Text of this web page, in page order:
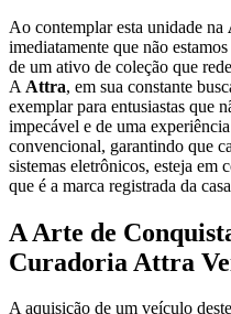
Ao contemplar esta unidade na
imediatamente que não
de um ativo de coleção que
A Attra, em sua constante
exemplar para entusiastas que
impecável e de uma
convencional, garantindo que
sistemas eletrônicos, esteja
que é a marca registrada da
A Arte de
Curadoria Attra
A aquisição de um veículo